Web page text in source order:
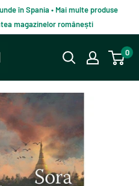
în Spania • Mai multe produse
magazinelor românești
0